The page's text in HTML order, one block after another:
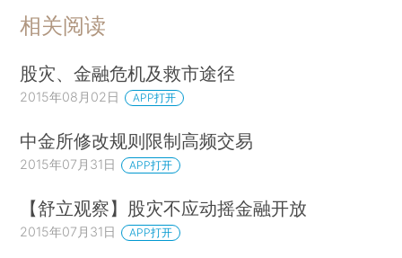
相关阅读
股灾、金融危机及救市途径
2015年08月02日 APP打开
中金所修改规则限制高频交易
2015年07月31日 APP打开
【舒立观察】股灾不应动摇金融开放
2015年07月31日 APP打开